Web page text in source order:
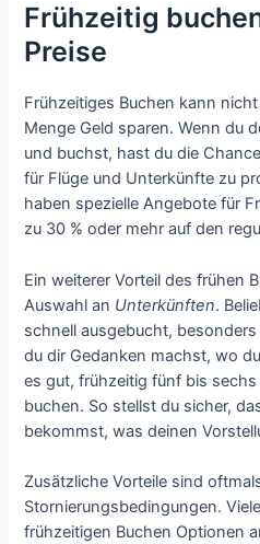
Frühzeitig
Preise
Frühzeitiges Buchen kann
Menge Geld sparen. Wenn du
und buchst, hast du die
für Flüge und Unterkünfte zu
haben spezielle Angebote für
zu 30 % oder mehr auf den
Ein weiterer Vorteil des frühen
Auswahl an Unterkünften.
schnell ausgebucht,
du dir Gedanken machst, wo
es gut, frühzeitig fünf bis
buchen. So stellst du sicher,
bekommst, was deinen
Zusätzliche Vorteile sind
Stornierungsbedingungen.
frühzeitigen Buchen Optionen